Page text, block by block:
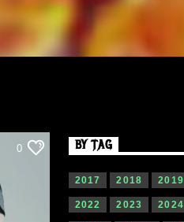
0 BY TAG
2017 2018 2019
2022 2023 2024